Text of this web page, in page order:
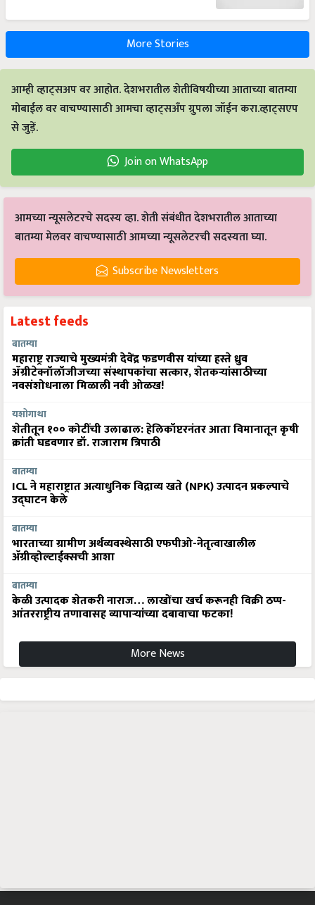
More Stories
आम्ही व्हाट्सअप वर आहोत. देशभरातील शेतीविषयीच्या आताच्या बातम्या
मोबाईल वर वाचण्यासाठी आमचा व्हाट्सअँप ग्रुपला जॉईन करा.व्हाट्सएप
से जुड़ें.
Join on WhatsApp
आमच्या न्यूसलेटरचे सदस्य व्हा. शेती संबंधीत देशभरातील आताच्या
बातम्या मेलवर वाचण्यासाठी आमच्या न्यूसलेटरची सदस्यता घ्या.
Subscribe Newsletters
Latest feeds
बातम्या
महाराष्ट्र राज्याचे मुख्यमंत्री देवेंद्र फडणवीस यांच्या हस्ते ध्रुव
ॲग्रीटेक्नॉलॉजीजच्या संस्थापकांचा सत्कार, शेतकऱ्यांसाठीच्या
नवसंशोधनाला मिळाली नवी ओळख!
यशोगाथा
शेतीतून १०० कोटींची उलाढाल: हेलिकॉप्टरनंतर आता विमानातून कृषी
क्रांती घडवणार डॉ. राजाराम त्रिपाठी
बातम्या
ICL ने महाराष्ट्रात अत्याधुनिक विद्राव्य खते (NPK) उत्पादन प्रकल्पाचे
उद्घाटन केले
बातम्या
भारताच्या ग्रामीण अर्थव्यवस्थेसाठी एफपीओ-नेतृत्वाखालील
अ‍ॅग्रीव्होल्टाईक्सची आशा
बातम्या
केळी उत्पादक शेतकरी नाराज… लाखोंचा खर्च करूनही विक्री ठप्प-
आंतरराष्ट्रीय तणावासह व्यापाऱ्यांच्या दबावाचा फटका!
More News